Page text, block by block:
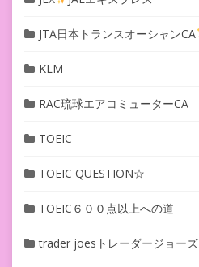
JTA日本トランスオーシャンCA
KLM
RAC琉球エアコミューターCA
TOEIC
TOEIC QUESTION☆
TOEIC６００点以上への道
trader joesトレーダージョーズ